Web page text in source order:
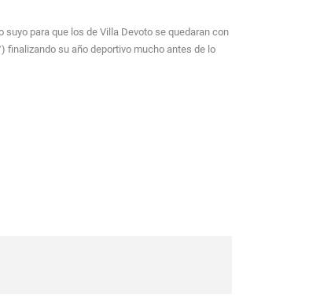
para que los de Villa Devoto se quedaran con
finalizando su año deportivo mucho antes de lo